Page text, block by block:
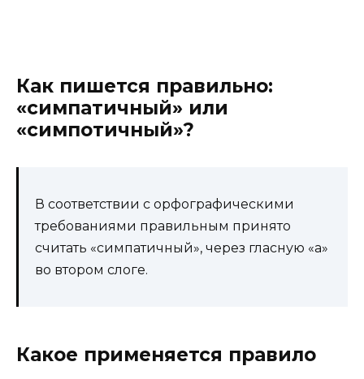
Как пишется правильно:
«симпатичный» или
«симпотичный»?
В соответствии с орфографическими
требованиями правильным принято
считать «симпатичный», через гласную «а»
во втором слоге.
Какое применяется правило